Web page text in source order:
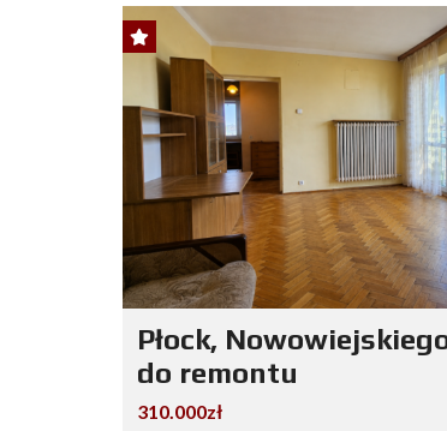
Płock,
do remontu
310.000zł